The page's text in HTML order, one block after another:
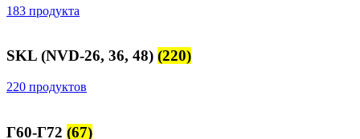
183 продукта
SKL (NVD-26, 36, 48) (220)
220 продуктов
Г60-Г72 (67)